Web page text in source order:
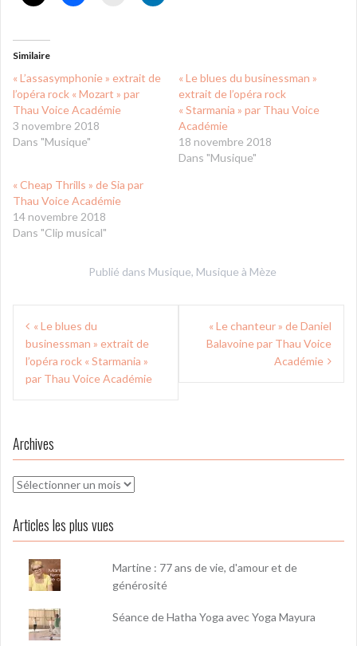
Similaire
« L’assasymphonie » extrait de
l’opéra rock « Mozart » par
Thau Voice Académie
3 novembre 2018
Dans "Musique"
« Le blues du businessman »
extrait de l’opéra rock
« Starmania » par Thau Voice
Académie
18 novembre 2018
Dans "Musique"
« Cheap Thrills » de Sia par
Thau Voice Académie
14 novembre 2018
Dans "Clip musical"
Publié dans Musique, Musique à Mèze
Navigation
de
l’article
« Le blues du
businessman » extrait de
l’opéra rock « Starmania »
par Thau Voice Académie
« Le chanteur » de Daniel
Balavoine par Thau Voice
Académie
Archives
Archives
Articles les plus vues
Martine : 77 ans de vie, d'amour et de
générosité
Séance de Hatha Yoga avec Yoga Mayura